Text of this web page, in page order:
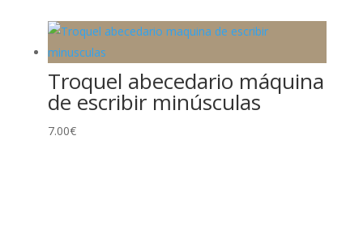
Troquel abecedario máquina
de escribir minúsculas
7.00€